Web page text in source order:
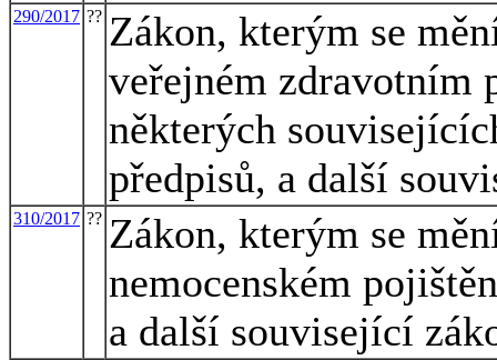
290/2017 ?? Zákon, kterým se
veřejném zdravotním
některých
předpisů, a další
310/2017 ?? Zákon, kterým se
nemocenském
a další související